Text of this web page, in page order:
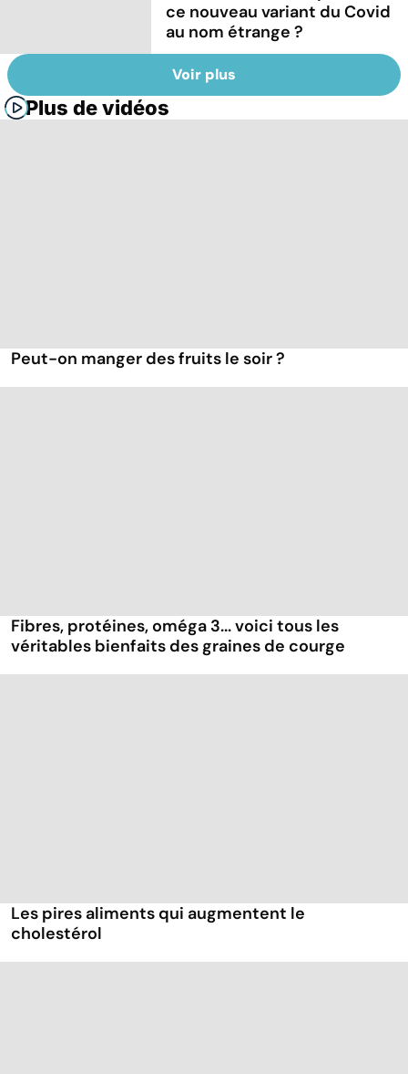
ce nouveau variant du Covid
au nom étrange ?
Voir plus
Plus de vidéos
Peut-on manger des fruits le soir ?
Fibres, protéines, oméga 3... voici tous les
véritables bienfaits des graines de courge
Les pires aliments qui augmentent le
cholestérol